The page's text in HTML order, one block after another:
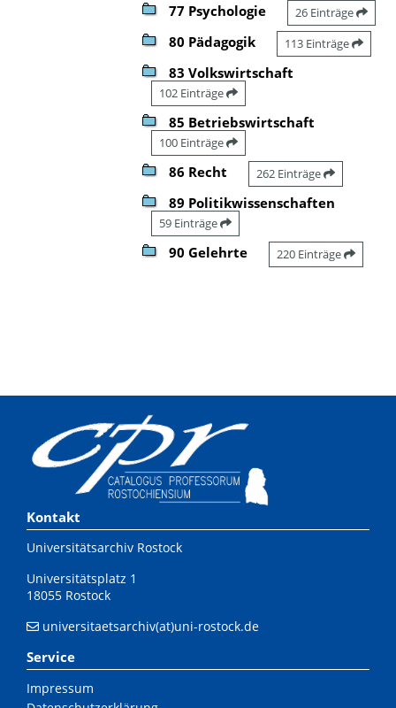
77 Psychologie 26 Einträge
80 Pädagogik 113 Einträge
83 Volkswirtschaft
102 Einträge
85 Betriebswirtschaft
100 Einträge
86 Recht 262 Einträge
89 Politikwissenschaften
59 Einträge
90 Gelehrte 220 Einträge
Kontakt
Universitätsarchiv Rostock
Universitätsplatz 1
18055 Rostock
universitaetsarchiv(at)uni-rostock.de
Service
Impressum